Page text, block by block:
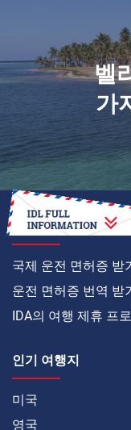
벨
가
온라인으로
국제 운전 면허증 받
운전 면허증 번역 받
IDA의 여행 제휴 프
인기 여행지
미국
영국